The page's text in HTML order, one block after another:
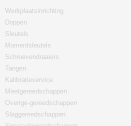
Werkplaatsinrichting
Doppen
Sleutels
Momentsleutels
Schroevendraaiers
Tangen
Kalibratieservice
Meetgereedschappen
Overige-gereedschappen
Slaggereedschappen